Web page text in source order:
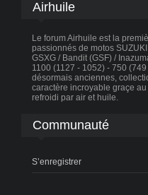
Airhuile
Le forum Airhuile est la
passionnés de motos
GSXG / Bandit (GSF) /
1100 (1127 - 1052) - 750
désormais anciennes,
caractère incroyable graçe
refroidi par air et huile.
Communauté
S’enregistrer